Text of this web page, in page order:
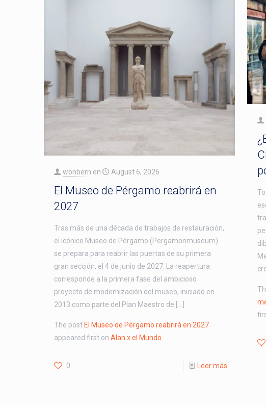
wonbern en August 6, 2026
El Museo de Pérgamo reabrirá en
2027
Tras más de una década de trabajos de restauración,
el icónico Museo de Pérgamo (Pergamonmuseum)
se prepara para reabrir las puertas de su primera
gran sección, el 4 de junio de 2027. La reapertura
corresponde a la primera fase del ambicioso
proyecto de modernización del museo, iniciado en
2013 como parte del Plan Maestro de […]
The post El Museo de Pérgamo reabrirá en 2027
appeared first on Alan x el Mundo.
0 Leer más